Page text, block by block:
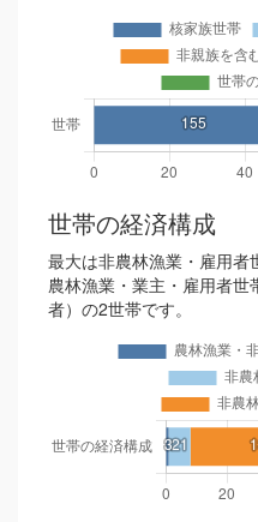
世帯の経済構成
最大は非農林漁業・雇用
農林漁業・業主・雇用者
者）の2世帯です。